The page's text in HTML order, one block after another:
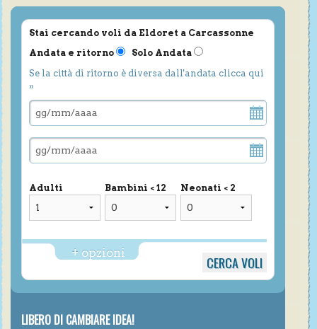
Stai cercando voli da Eldoret a Carcassonne
Andata e ritorno
Solo Andata
Se la città di ritorno è diversa dall'andata clicca qui
»
Adulti Bambini < 12 Neonati < 2
+ opzioni
LIBERO DI CAMBIARE IDEA!